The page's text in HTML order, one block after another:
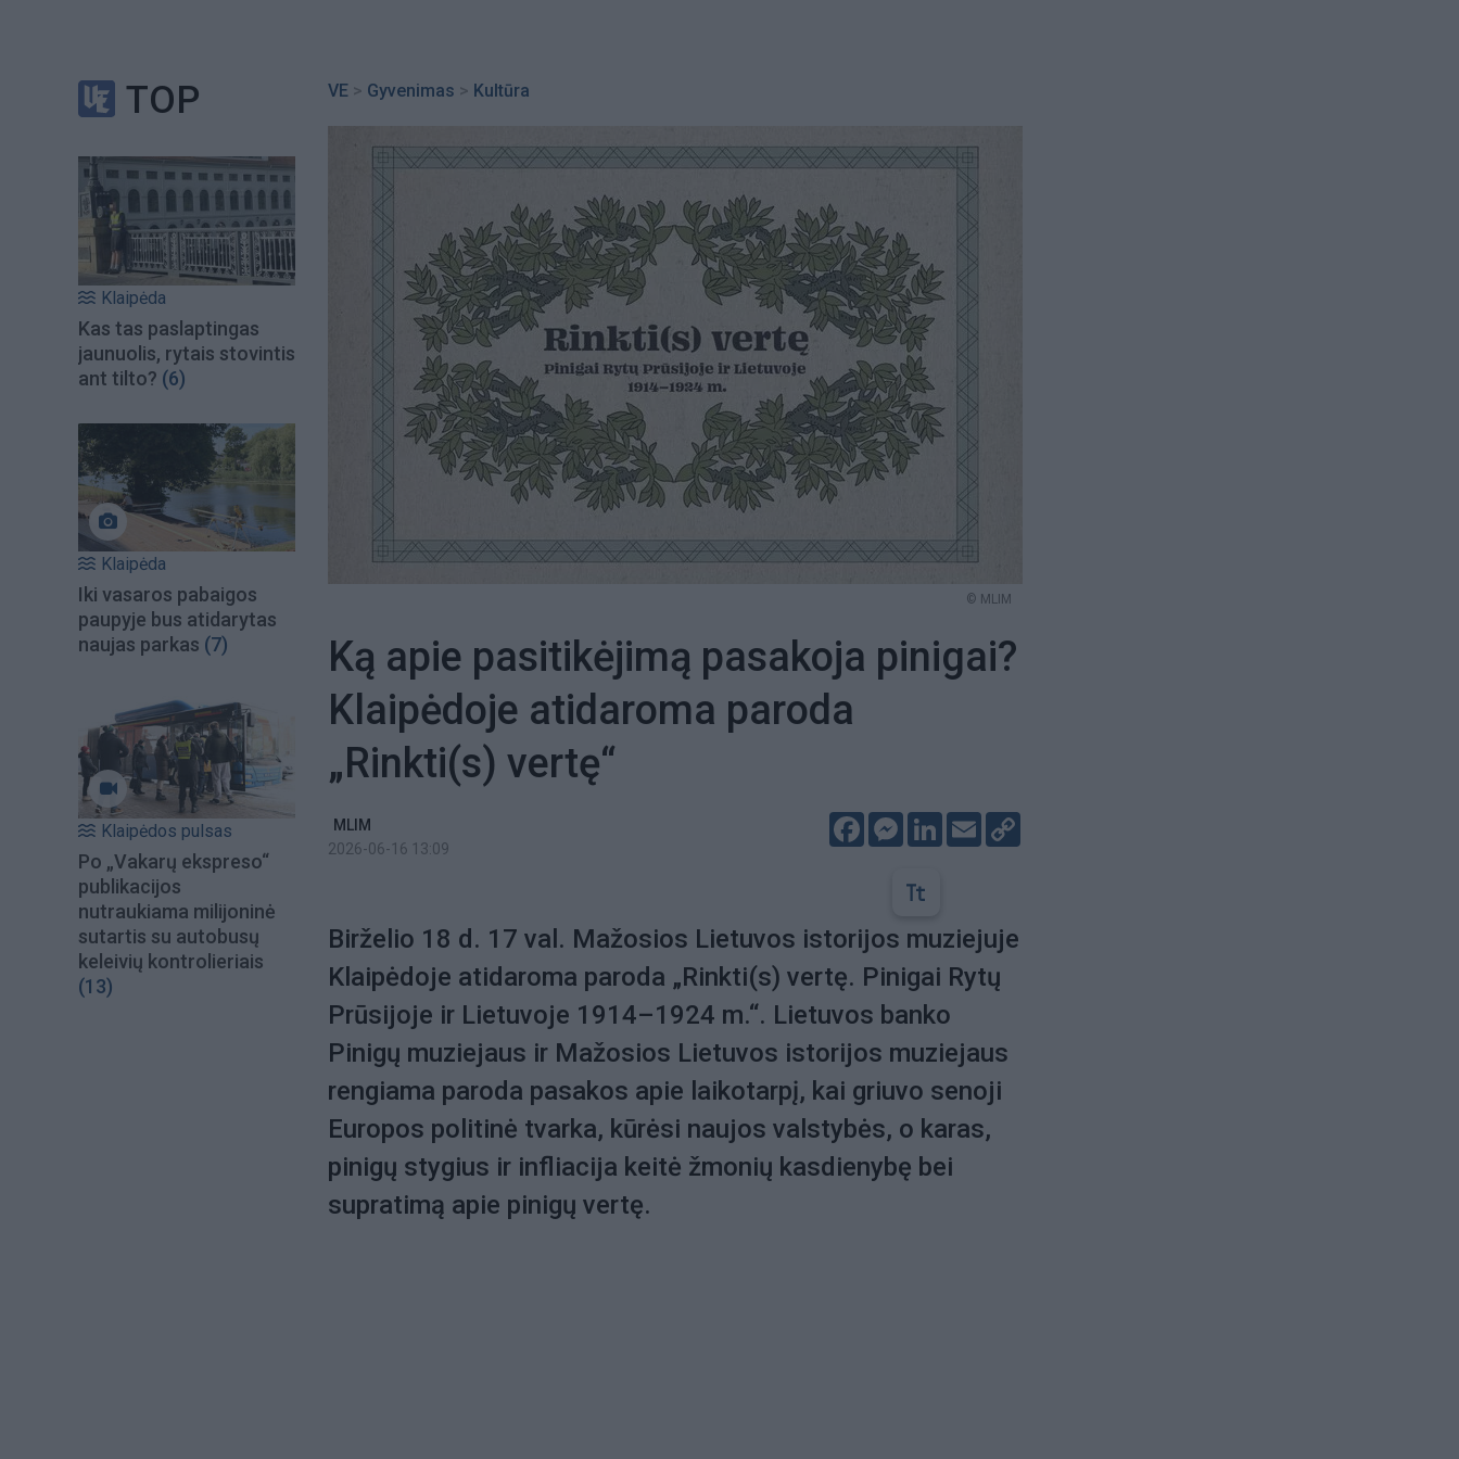
TOP
Klaipėda
Kas tas paslaptingas
jaunuolis, rytais stovintis
ant tilto? (6)
Klaipėda
Iki vasaros pabaigos
paupyje bus atidarytas
naujas parkas (7)
Klaipėdos pulsas
Po „Vakarų ekspreso“
publikacijos
nutraukiama milijoninė
sutartis su autobusų
keleivių kontrolieriais
(13)
VE > Gyvenimas > Kultūra
© MLIM
Ką apie pasitikėjimą pasakoja pinigai?
Klaipėdoje atidaroma paroda
„Rinkti(s) vertę“
MLIM
2026-06-16 13:09
FacebookMessenger
LinkedIn
Email
Birželio 18 d. 17 val. Mažosios Lietuvos istorijos muziejuje
Klaipėdoje atidaroma paroda „Rinkti(s) vertę. Pinigai Rytų
Prūsijoje ir Lietuvoje 1914–1924 m.“. Lietuvos banko
Pinigų muziejaus ir Mažosios Lietuvos istorijos muziejaus
rengiama paroda pasakos apie laikotarpį, kai griuvo senoji
Europos politinė tvarka, kūrėsi naujos valstybės, o karas,
pinigų stygius ir infliacija keitė žmonių kasdienybę bei
supratimą apie pinigų vertę.